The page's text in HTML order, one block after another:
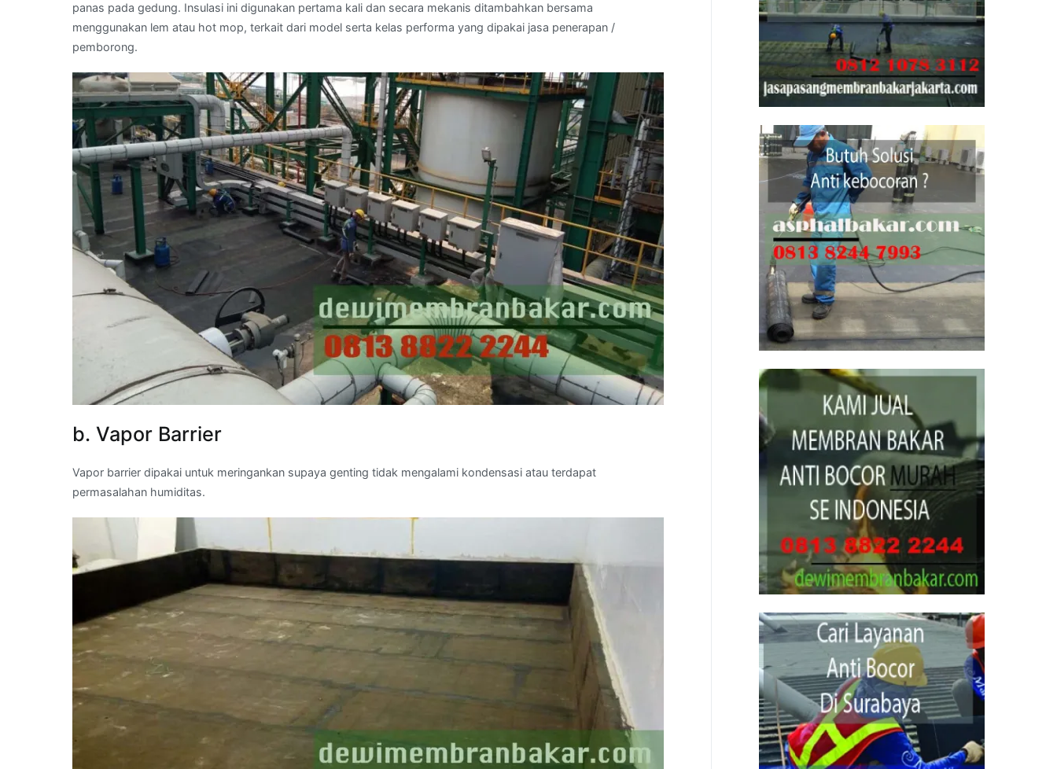
panas pada gedung. Insulasi ini digunakan pertama kali dan secara mekanis ditambahkan bersama
menggunakan lem atau hot mop, terkait dari model serta kelas performa yang dipakai jasa penerapan /
pemborong.
b. Vapor Barrier
Vapor barrier dipakai untuk meringankan supaya genting tidak mengalami kondensasi atau terdapat
permasalahan humiditas.